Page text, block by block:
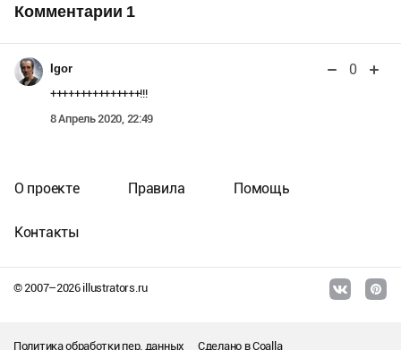
Комментарии 1
Igor 0
+++++++++++++++!!!
8 Апрель 2020, 22:49
© 2007–2026illustrators.ru
О проекте Правила Помощь
Контакты
Политика обработки пер. данных Сделано вCoalla